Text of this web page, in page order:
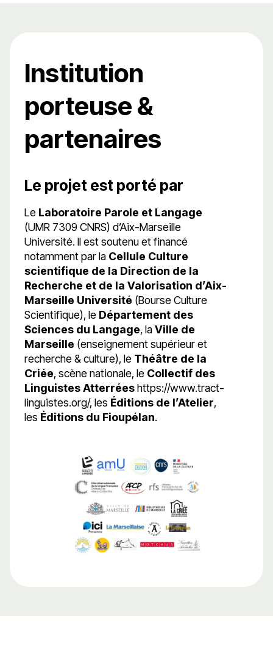
Institution
porteuse &
partenaires
Le projet est porté par
Le Laboratoire Parole et Langage
(UMR 7309 CNRS) d’Aix-Marseille
Université. Il est soutenu et financé
notamment par la Cellule Culture
scientifique de la Direction de la
Recherche et de la Valorisation d’Aix-
Marseille Université (Bourse Culture
Scientifique), le Département des
Sciences du Langage, laVille de
Marseille (enseignement supérieur et
recherche & culture), le Théâtre de la
Criée, scène nationale, le Collectif des
Linguistes Atterréeshttps://www.tract-
linguistes.org/, les Éditions de l’Atelier,
les Éditions du Fioupélan.